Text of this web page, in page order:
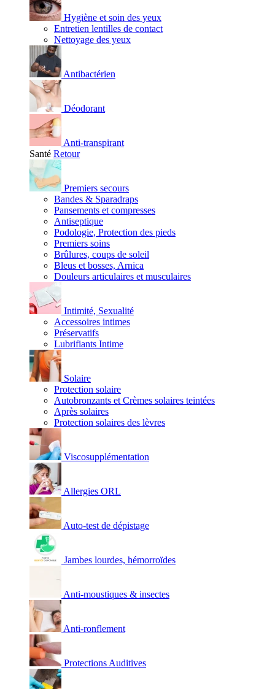
Hygiène et soin des yeux
Entretien lentilles de contact
Nettoyage des yeux
Antibactérien
Déodorant
Anti-transpirant
Santé Retour
Premiers secours
Bandes & Sparadraps
Pansements et compresses
Antiseptique
Podologie, Protection des pieds
Premiers soins
Brûlures, coups de soleil
Bleus et bosses, Arnica
Douleurs articulaires et musculaires
Intimité, Sexualité
Accessoires intimes
Préservatifs
Lubrifiants Intime
Solaire
Protection solaire
Autobronzants et Crèmes solaires teintées
Après solaires
Protection solaires des lèvres
Viscosupplémentation
Allergies ORL
Auto-test de dépistage
Jambes lourdes, hémorroïdes
Anti-moustiques & insectes
Anti-ronflement
Protections Auditives